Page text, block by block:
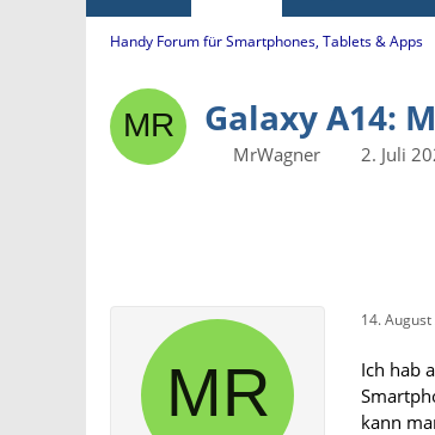
Handy Forum für Smartphones, Tablets & Apps
Galaxy A14:
MrWagner
2. Juli
14.
Ich hab
kann